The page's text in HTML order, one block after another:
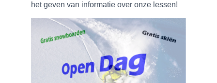
het geven van informatie over onze lessen!